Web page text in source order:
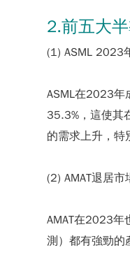
2.前五大
(1) ASML 2023
ASML在2023年
35.3%，這使其
的需求上升，特
(2) AMAT退居
AMAT在2023年
測）都有強勁的